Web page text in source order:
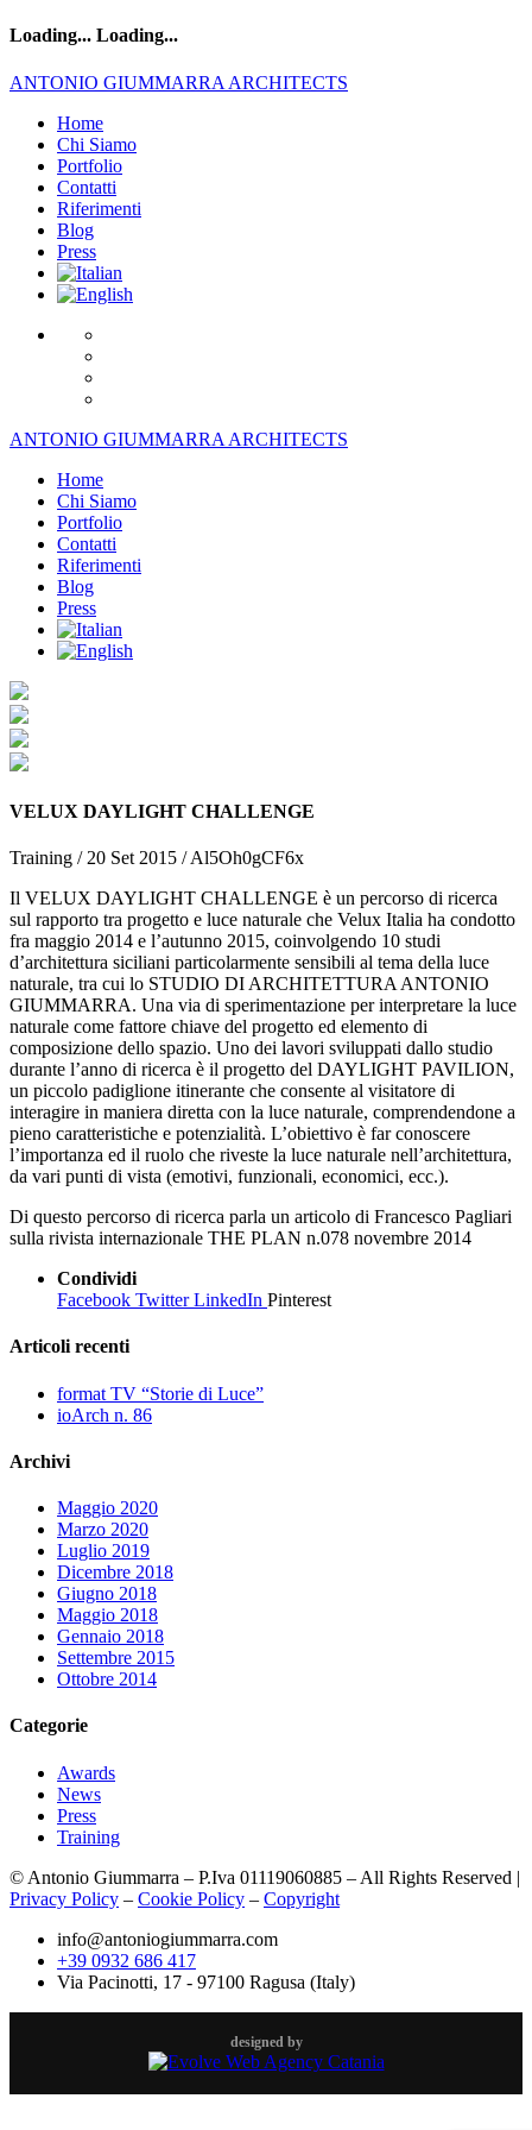
Loading... Loading...
ANTONIO GIUMMARRA ARCHITECTS
Home
Chi Siamo
Portfolio
Contatti
Riferimenti
Blog
Press
ANTONIO GIUMMARRA ARCHITECTS
Home
Chi Siamo
Portfolio
Contatti
Riferimenti
Blog
Press
VELUX DAYLIGHT CHALLENGE
Training / 20 Set 2015 / Al5Oh0gCF6x
Il VELUX DAYLIGHT CHALLENGE è un percorso di ricerca
sul rapporto tra progetto e luce naturale che Velux Italia ha condotto
fra maggio 2014 e l’autunno 2015, coinvolgendo 10 studi
d’architettura siciliani particolarmente sensibili al tema della luce
naturale, tra cui lo STUDIO DI ARCHITETTURA ANTONIO
GIUMMARRA. Una via di sperimentazione per interpretare la luce
naturale come fattore chiave del progetto ed elemento di
composizione dello spazio. Uno dei lavori sviluppati dallo studio
durante l’anno di ricerca è il progetto del DAYLIGHT PAVILION,
un piccolo padiglione itinerante che consente al visitatore di
interagire in maniera diretta con la luce naturale, comprendendone a
pieno caratteristiche e potenzialità. L’obiettivo è far conoscere
l’importanza ed il ruolo che riveste la luce naturale nell’architettura,
da vari punti di vista (emotivi, funzionali, economici, ecc.).
Di questo percorso di ricerca parla un articolo di Francesco Pagliari
sulla rivista internazionale THE PLAN n.078 novembre 2014
Condividi
Facebook Twitter LinkedIn Pinterest
Articoli recenti
format TV “Storie di Luce”
ioArch n. 86
Archivi
Maggio 2020
Marzo 2020
Luglio 2019
Dicembre 2018
Giugno 2018
Maggio 2018
Gennaio 2018
Settembre 2015
Ottobre 2014
Categorie
Awards
News
Press
Training
© Antonio Giummarra – P.Iva 01119060885 – All Rights Reserved |
Privacy Policy – Cookie Policy – Copyright
info@antoniogiummarra.com
+39 0932 686 417
Via Pacinotti, 17 - 97100 Ragusa (Italy)
designed by